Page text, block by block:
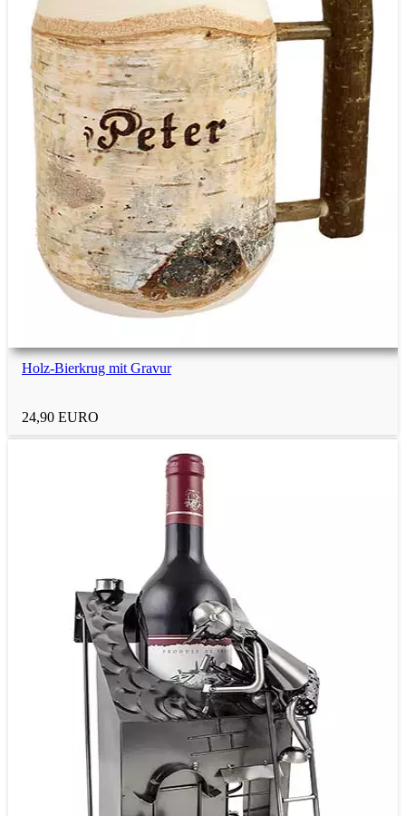
Holz-Bierkrug mit Gravur
24,90 EURO